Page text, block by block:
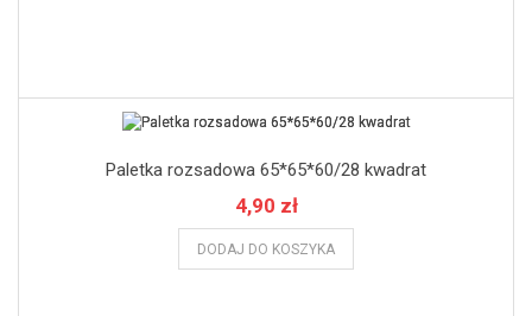
Paletka rozsadowa 65*65*60/28 kwadrat
4,90 zł
DODAJ DO KOSZYKA